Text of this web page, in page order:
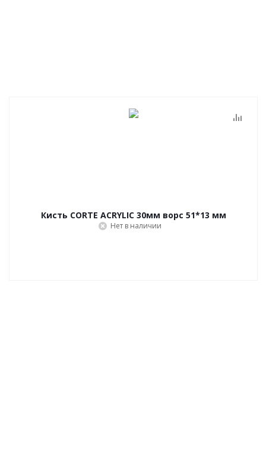
Кисть CORTE ACRYLIC 30мм ворс 51*13 мм
Нет в наличии